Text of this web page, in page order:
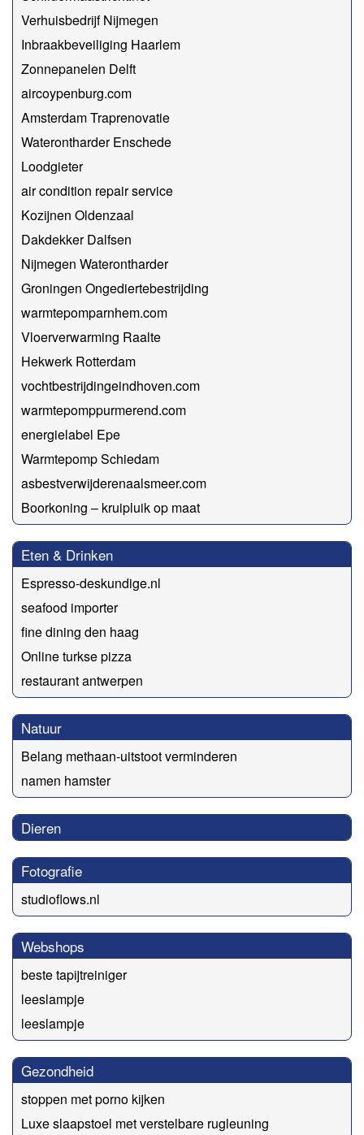
Verhuisbedrijf Nijmegen
Inbraakbeveiliging Haarlem
Zonnepanelen Delft
aircoypenburg.com
Amsterdam Traprenovatie
Waterontharder Enschede
Loodgieter
air condition repair service
Kozijnen Oldenzaal
Dakdekker Dalfsen
Nijmegen Waterontharder
Groningen Ongediertebestrijding
warmtepomparnhem.com
Vloerverwarming Raalte
Hekwerk Rotterdam
vochtbestrijdingeindhoven.com
warmtepomppurmerend.com
energielabel Epe
Warmtepomp Schiedam
asbestverwijderenaalsmeer.com
Boorkoning – kruipluik op maat
Eten & Drinken
Espresso-deskundige.nl
seafood importer
fine dining den haag
Online turkse pizza
restaurant antwerpen
Natuur
Belang methaan-uitstoot verminderen
namen hamster
Dieren
Fotografie
studioflows.nl
Webshops
beste tapijtreiniger
leeslampje
leeslampje
Gezondheid
stoppen met porno kijken
Luxe slaapstoel met verstelbare rugleuning